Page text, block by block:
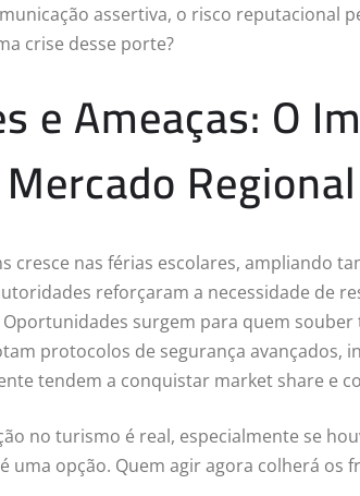
assertiva, o risco reputacional
crise desse porte?
e Ameaças: O
Regional
cresce nas férias escolares, ampliando
reforçaram a necessidade de
Oportunidades surgem para quem
protocolos de segurança avançados,
tendem a conquistar market share e
no turismo é real, especialmente se
uma opção. Quem agir agora colherá os